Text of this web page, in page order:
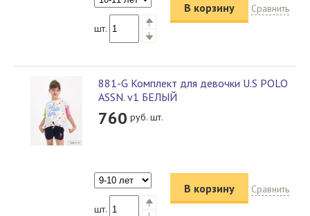
шт.
В корзину Сравнить
881-G Комплект для девочки U.S POLO
ASSN. v1 БЕЛЫЙ
760 руб. шт.
шт.
В корзину Сравнить